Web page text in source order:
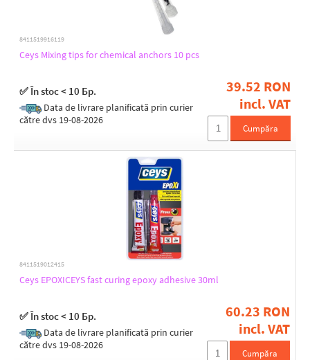
8411519916119
Ceys Mixing tips for chemical anchors 10 pcs
✅ În stoc < 10 Бр.
Data de livrare planificată prin curier
către dvs 19-08-2026
39.52 RON
incl. VAT
Cumpăra
8411519012415
Ceys EPOXICEYS fast curing epoxy adhesive 30ml
✅ În stoc < 10 Бр.
Data de livrare planificată prin curier
către dvs 19-08-2026
60.23 RON
incl. VAT
Cumpăra